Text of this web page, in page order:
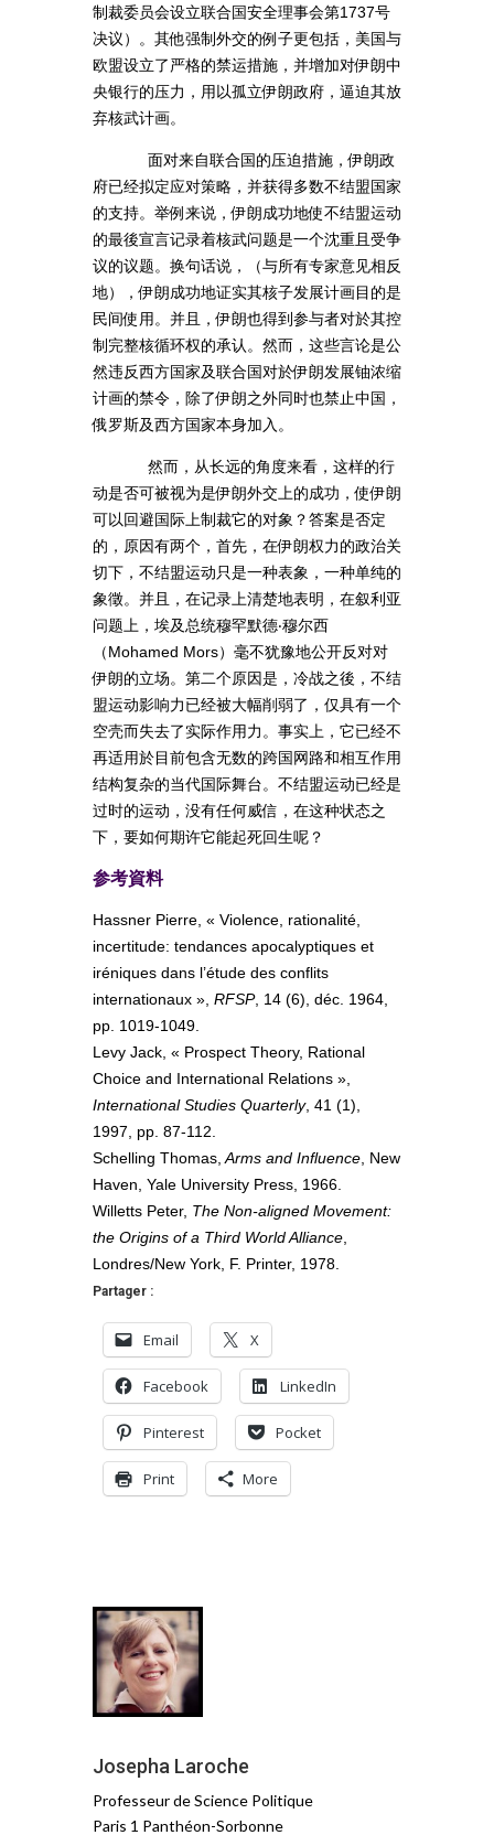
制裁委员会设立联合国安全理事会第1737号
决议）。其他强制外交的例子更包括，美国与
欧盟设立了严格的禁运措施，并增加对伊朗中
央银行的压力，用以孤立伊朗政府，逼迫其放
弃核武计画。
面对来自联合国的压迫措施，伊朗政
府已经拟定应对策略，并获得多数不结盟国家
的支持。举例来说，伊朗成功地使不结盟运动
的最後宣言记录着核武问题是一个沈重且受争
议的议题。换句话说，（与所有专家意见相反
地），伊朗成功地证实其核子发展计画目的是
民间使用。并且，伊朗也得到参与者对於其控
制完整核循环权的承认。然而，这些言论是公
然违反西方国家及联合国对於伊朗发展铀浓缩
计画的禁令，除了伊朗之外同时也禁止中国，
俄罗斯及西方国家本身加入。
然而，从长远的角度来看，这样的行
动是否可被视为是伊朗外交上的成功，使伊朗
可以回避国际上制裁它的对象？答案是否定
的，原因有两个，首先，在伊朗权力的政治关
切下，不结盟运动只是一种表象，一种单纯的
象徵。并且，在记录上清楚地表明，在叙利亚
问题上，埃及总统穆罕默德‧穆尔西
（Mohamed Mors）毫不犹豫地公开反对对
伊朗的立场。第二个原因是，冷战之後，不结
盟运动影响力已经被大幅削弱了，仅具有一个
空壳而失去了实际作用力。事实上，它已经不
再适用於目前包含无数的跨国网路和相互作用
结构复杂的当代国际舞台。不结盟运动已经是
过时的运动，没有任何威信，在这种状态之
下，要如何期许它能起死回生呢？
参考資料
Hassner Pierre, « Violence, rationalité,
incertitude: tendances apocalyptiques et
iréniques dans l’étude des conflits
internationaux », RFSP, 14 (6), déc. 1964,
pp. 1019-1049.
Levy Jack, « Prospect Theory, Rational
Choice and International Relations »,
International Studies Quarterly, 41 (1),
1997, pp. 87-112.
Schelling Thomas, Arms and Influence , New
Haven, Yale University Press, 1966.
Willetts Peter, The Non-aligned Movement:
the Origins of a Third World Alliance
Londres/New York, F. Printer, 1978.
Partager :
Email X
Facebook LinkedIn
Pinterest Pocket
Print More
Josepha Laroche
Professeur de Science Politique
Paris 1 Panthéon-Sorbonne